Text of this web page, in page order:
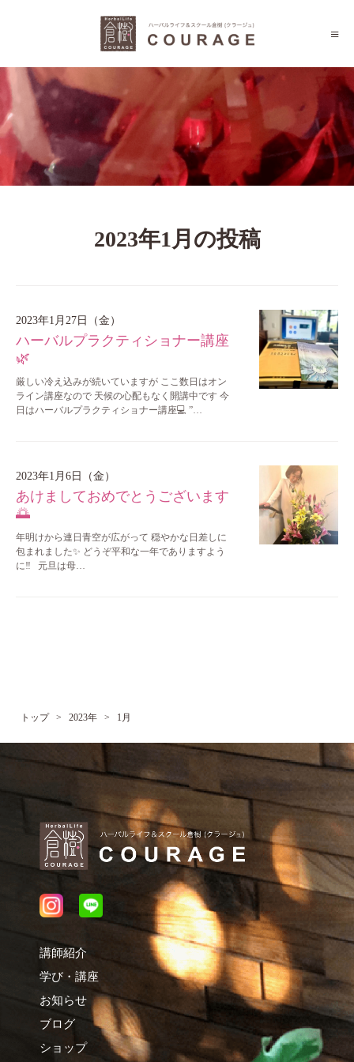
2023年1月の投稿
2023年1月27日（金）
ハーバルプラクティショナー講座
🌿
厳しい冷え込みが続いていますが ここ数日はオン
ライン講座なので 天候の心配もなく開講中です 今
日はハーバルプラクティショナー講座💻 ”…
2023年1月6日（金）
あけましておめでとうございます
🌅
年明けから連日青空が広がって 穏やかな日差しに
包まれました✨ どうぞ平和な一年でありますよう
に‼︎ 元旦は母…
トップ > 2023年 > 1月
講師紹介
学び・講座
お知らせ
ブログ
ショップ